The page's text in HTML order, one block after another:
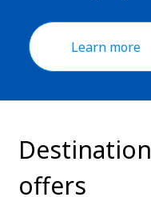
Learn more
Destination
offers